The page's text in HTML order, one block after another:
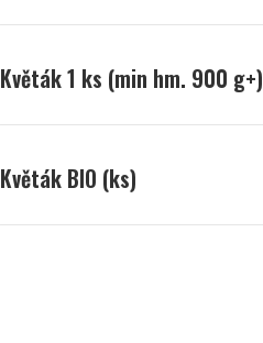
Květák 1 ks (min hm. 900 g+)
Květák BIO (ks)